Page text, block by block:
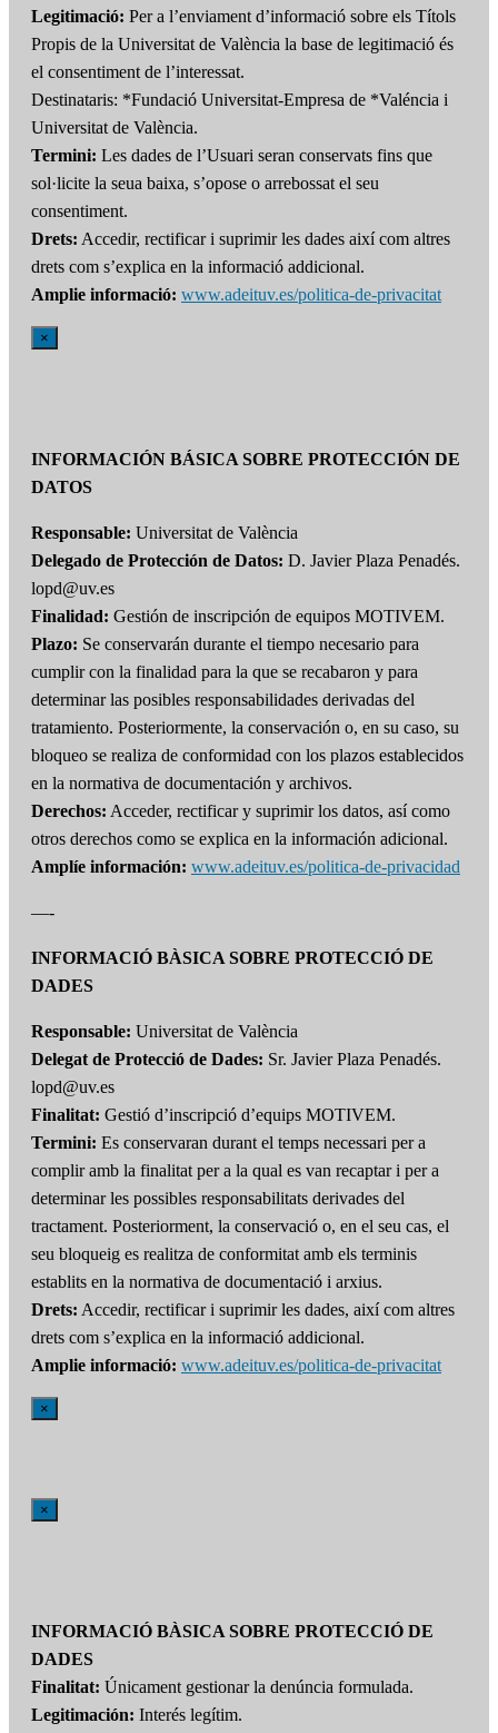
Legitimació: Per a l’enviament d’informació sobre els Títols
Propis de la Universitat de València la base de legitimació és
el consentiment de l’interessat.
Destinataris: *Fundació Universitat-Empresa de *Valéncia i
Universitat de València.
Termini: Les dades de l’Usuari seran conservats fins que
sol·licite la seua baixa, s’opose o arrebossat el seu
consentiment.
Drets: Accedir, rectificar i suprimir les dades així com altres
drets com s’explica en la informació addicional.
Amplie informació: www.adeituv.es/politica-de-privacitat
×
INFORMACIÓN BÁSICA SOBRE PROTECCIÓN DE
DATOS
Responsable: Universitat de València
Delegado de Protección de Datos: D. Javier Plaza Penadés.
lopd@uv.es
Finalidad: Gestión de inscripción de equipos MOTIVEM.
Plazo: Se conservarán durante el tiempo necesario para
cumplir con la finalidad para la que se recabaron y para
determinar las posibles responsabilidades derivadas del
tratamiento. Posteriormente, la conservación o, en su caso, su
bloqueo se realiza de conformidad con los plazos establecidos
en la normativa de documentación y archivos.
Derechos: Acceder, rectificar y suprimir los datos, así como
otros derechos como se explica en la información adicional.
Amplíe información: www.adeituv.es/politica-de-privacidad
—-
INFORMACIÓ BÀSICA SOBRE PROTECCIÓ DE
DADES
Responsable: Universitat de València
Delegat de Protecció de Dades: Sr. Javier Plaza Penadés.
lopd@uv.es
Finalitat: Gestió d’inscripció d’equips MOTIVEM.
Termini: Es conservaran durant el temps necessari per a
complir amb la finalitat per a la qual es van recaptar i per a
determinar les possibles responsabilitats derivades del
tractament. Posteriorment, la conservació o, en el seu cas, el
seu bloqueig es realitza de conformitat amb els terminis
establits en la normativa de documentació i arxius.
Drets: Accedir, rectificar i suprimir les dades, així com altres
drets com s’explica en la informació addicional.
Amplie informació: www.adeituv.es/politica-de-privacitat
×
×
INFORMACIÓ BÀSICA SOBRE PROTECCIÓ DE
DADES
Finalitat: Únicament gestionar la denúncia formulada.
Legitimación: Interés legítim.